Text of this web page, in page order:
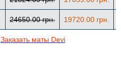
24650.00 грн. 19720.00 грн.
Заказать маты Devi